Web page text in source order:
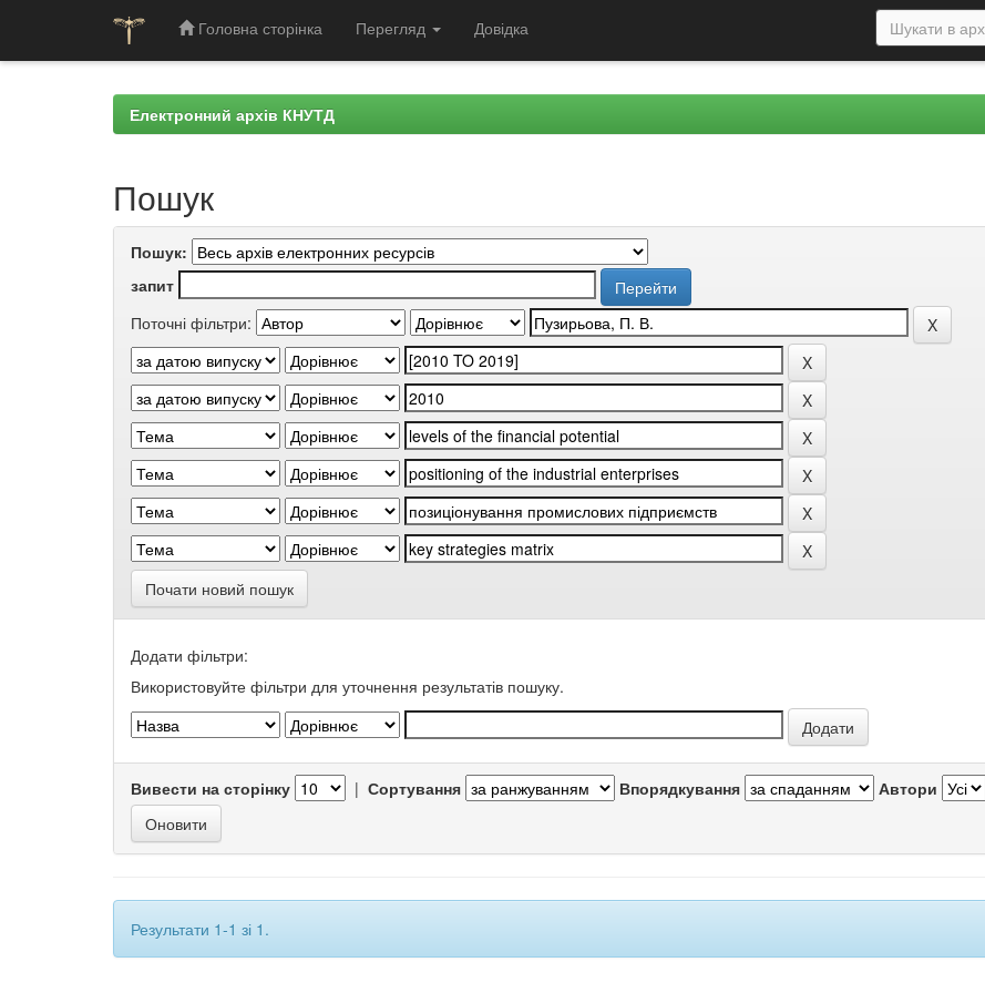
Головна сторінка Перегляд Довідка
Електронний архів КНУТД
Пошук
Пошук:
запит
Поточні фільтри:
Почати новий пошук
Додати фільтри:
Використовуйте фільтри для уточнення результатів пошуку.
Вивести на сторінку | Сортування Впорядкування Автори
Результати 1-1 зі 1.